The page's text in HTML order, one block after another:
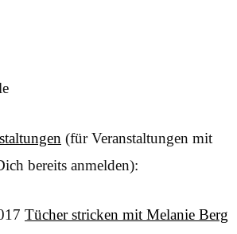
(für Veranstaltungen mit
bereits anmelden):
Tücher stricken mit Melanie Berg